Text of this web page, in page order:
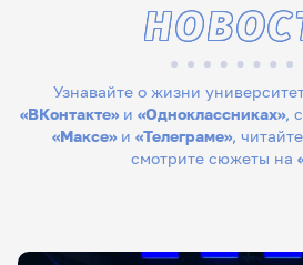
Узнавайте о жизни
«ВКонтакте»и «Одноклассниках»,
«Максе» и «Телеграме»,
смотрите сюжеты на